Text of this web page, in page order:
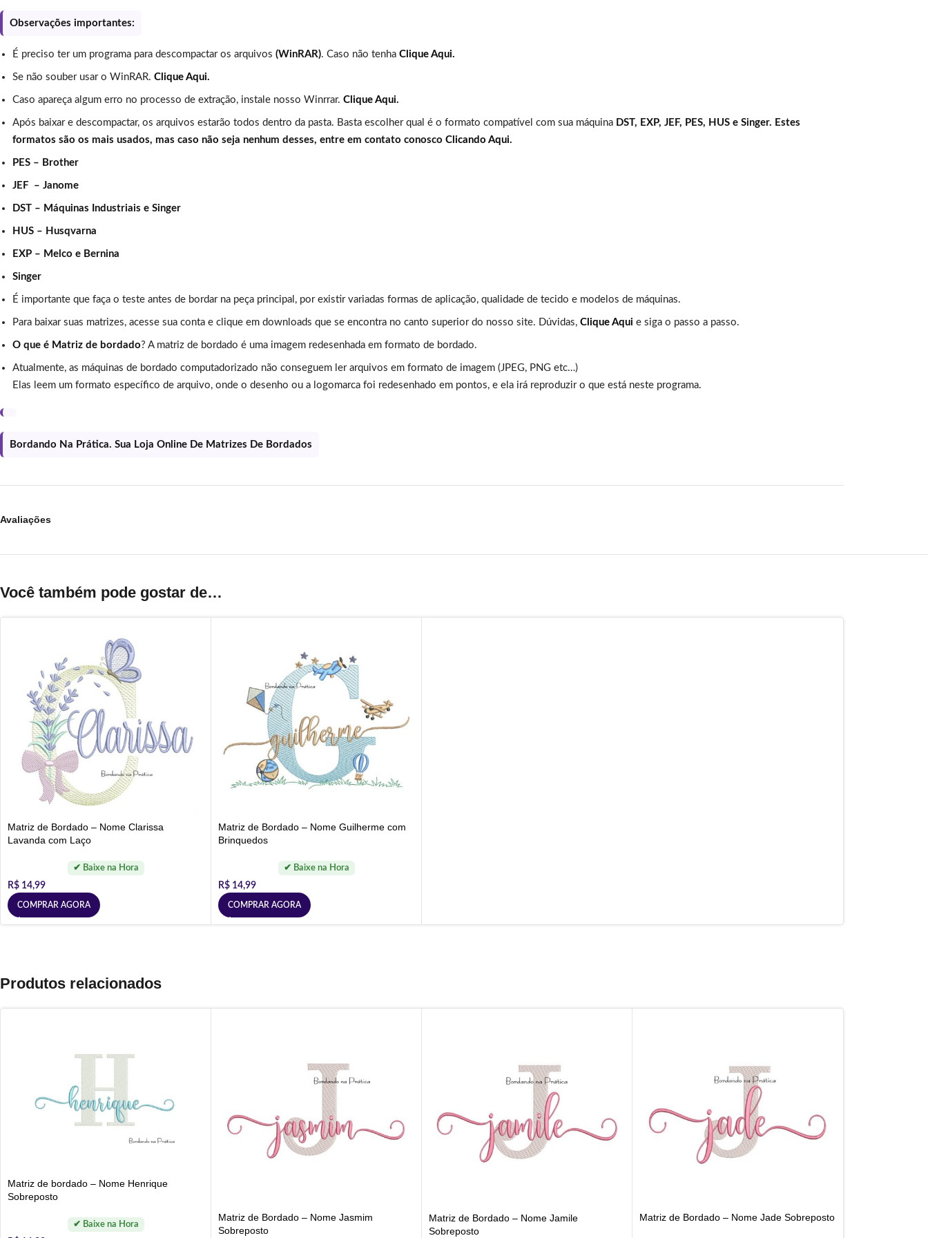
Observações importantes:
É preciso ter um programa para descompactar os arquivos (WinRAR). Caso não tenha Clique Aqui.
Se não souber usar o WinRAR. Clique Aqui.
Caso apareça algum erro no processo de extração, instale nosso Winrrar. Clique Aqui.
Após baixar e descompactar, os arquivos estarão todos dentro da pasta. Basta escolher qual é o formato compatível com sua máquina DST, EXP, JEF, PES, HUS e Singer. Estes
formatos são os mais usados, mas caso não seja nenhum desses, entre em contato conosco Clicando Aqui.
PES – Brother
JEF – Janome
DST – Máquinas Industriais e Singer
HUS – Husqvarna
EXP – Melco e Bernina
Singer
É importante que faça o teste antes de bordar na peça principal, por existir variadas formas de aplicação, qualidade de tecido e modelos de máquinas.
Para baixar suas matrizes, acesse sua conta e clique em downloads que se encontra no canto superior do nosso site. Dúvidas, Clique Aqui e siga o passo a passo.
O que é Matriz de bordado? A matriz de bordado é uma imagem redesenhada em formato de bordado.
Atualmente, as máquinas de bordado computadorizado não conseguem ler arquivos em formato de imagem (JPEG, PNG etc…)
Elas leem um formato específico de arquivo, onde o desenho ou a logomarca foi redesenhado em pontos, e ela irá reproduzir o que está neste programa.
Bordando Na Prática. Sua Loja Online De Matrizes De Bordados
Avaliações
Você também pode gostar de…
Matriz de Bordado – Nome Clarissa
Lavanda com Laço
R$ 14,99
COMPRAR AGORA
Matriz de Bordado – Nome Guilherme com
Brinquedos
R$ 14,99
COMPRAR AGORA
Produtos relacionados
Matriz de bordado – Nome Henrique
Sobreposto
Matriz de Bordado – Nome Jasmim
Sobreposto
Matriz de Bordado – Nome Jamile
Sobreposto
Matriz de Bordado – Nome Jade Sobreposto